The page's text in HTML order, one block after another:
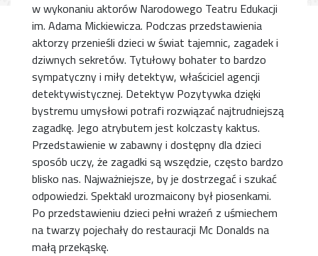
w wykonaniu aktorów Narodowego Teatru Edukacji
im. Adama Mickiewicza. Podczas przedstawienia
aktorzy przenieśli dzieci w świat tajemnic, zagadek i
dziwnych sekretów. Tytułowy bohater to bardzo
sympatyczny i miły detektyw, właściciel agencji
detektywistycznej. Detektyw Pozytywka dzięki
bystremu umysłowi potrafi rozwiązać najtrudniejszą
zagadkę. Jego atrybutem jest kolczasty kaktus.
Przedstawienie w zabawny i dostępny dla dzieci
sposób uczy, że zagadki są wszędzie, często bardzo
blisko nas. Najważniejsze, by je dostrzegać i szukać
odpowiedzi. Spektakl urozmaicony był piosenkami.
Po przedstawieniu dzieci pełni wrażeń z uśmiechem
na twarzy pojechały do restauracji Mc Donalds na
małą przekąskę.